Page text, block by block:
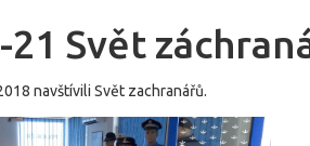
21 Svět
navštívili Svět zachranářů.